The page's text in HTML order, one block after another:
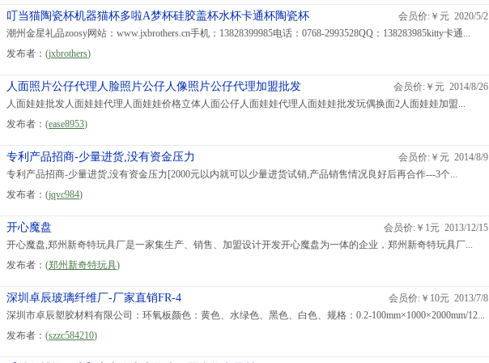
会员价:￥元 2020/5/2
叮当猫陶瓷杯机器猫杯多啦A梦杯硅胶盖杯水杯卡通杯陶瓷杯
潮州金星礼品zoosy网站：www.jxbrothers.cn手机：13828399985电话：0768-2993528QQ：138283985kitty卡通...
发布者： (jxbrothers)
会员价:￥元 2014/8/26
人面照片公仔代理人脸照片公仔人像照片公仔代理加盟批发
人面娃娃批发人面娃娃代理人面娃娃价格立体人面公仔人面娃娃代理人面娃娃批发玩偶换面2人面娃娃加盟...
发布者： (ease8953)
会员价:￥元 2014/8/9
专利产品招商-少量进货,没有资金压力
专利产品招商-少量进货,没有资金压力[2000元以内就可以少量进货试销,产品销售情况良好后再合作---3个...
发布者： (jqvc984)
会员价:￥1元 2013/12/15
开心魔盘
开心魔盘,郑州新奇特玩具厂是一家集生产、销售、加盟设计开发开心魔盘为一体的企业，郑州新奇特玩具厂...
发布者： (郑州新奇特玩具)
会员价:￥10元 2013/7/8
深圳卓辰玻璃纤维厂-厂家直销FR-4
深圳市卓辰塑胶材料有限公司：环氧板颜色：黄色、水绿色、黑色、白色、规格：0.2-100mm×1000×2000mm/12...
发布者： (szzc584210)